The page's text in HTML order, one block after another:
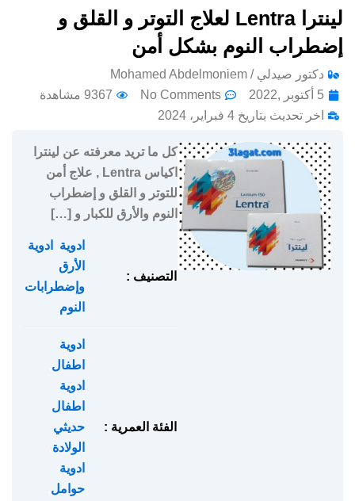
لينترا Lentra لعلاج التوتر و القلق و
إضطراب النوم بشكل أمن
دكتور صيدلي / Mohamed Abdelmoniem
5 أكتوبر ,2022
No Comments
9367 مشاهدة
اخر تحديث بتاريخ 4 فبراير، 2024
كل ما تريد معرفته عن لينترا
اكياس Lentra , علاج أمن
للتوتر و القلق و إضطراب
النوم والأرق للكبار و […]
التصنيف :
ادوية
ادوية
الأرق
وإضطرابات
النوم
الفئة العمرية :
ادوية
اطفال
ادوية
اطفال
حديثي
الولادة
ادوية
حوامل